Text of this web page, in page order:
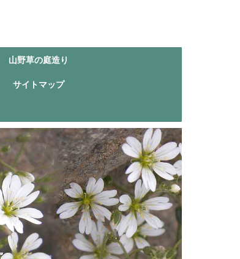
山野草の庭造り
サイトマップ